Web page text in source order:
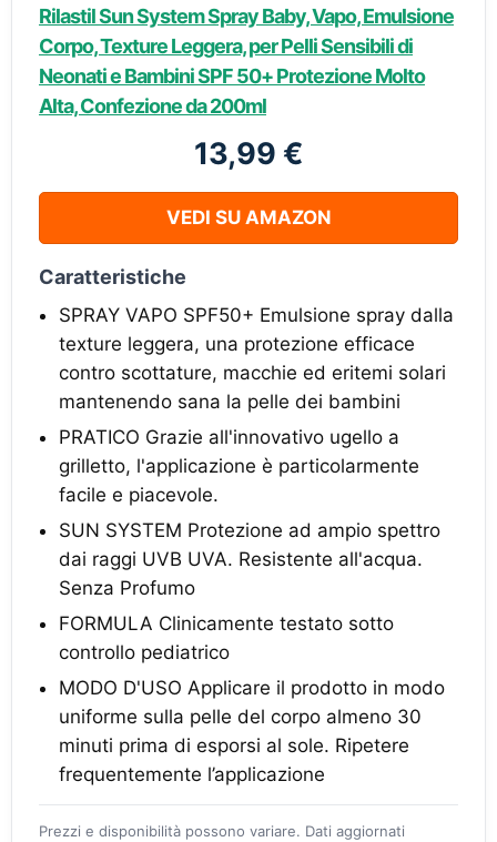
Rilastil Sun System Spray Baby, Vapo, Emulsione
Corpo, Texture Leggera, per Pelli Sensibili di
Neonati e Bambini SPF 50+ Protezione Molto
Alta, Confezione da 200ml
13,99 €
VEDI SU AMAZON
Caratteristiche
SPRAY VAPO SPF50+ Emulsione spray dalla
texture leggera, una protezione efficace
contro scottature, macchie ed eritemi solari
mantenendo sana la pelle dei bambini
PRATICO Grazie all'innovativo ugello a
grilletto, l'applicazione è particolarmente
facile e piacevole.
SUN SYSTEM Protezione ad ampio spettro
dai raggi UVB UVA. Resistente all'acqua.
Senza Profumo
FORMULA Clinicamente testato sotto
controllo pediatrico
MODO D'USO Applicare il prodotto in modo
uniforme sulla pelle del corpo almeno 30
minuti prima di esporsi al sole. Ripetere
frequentemente l’applicazione
Prezzi e disponibilità possono variare. Dati aggiornati